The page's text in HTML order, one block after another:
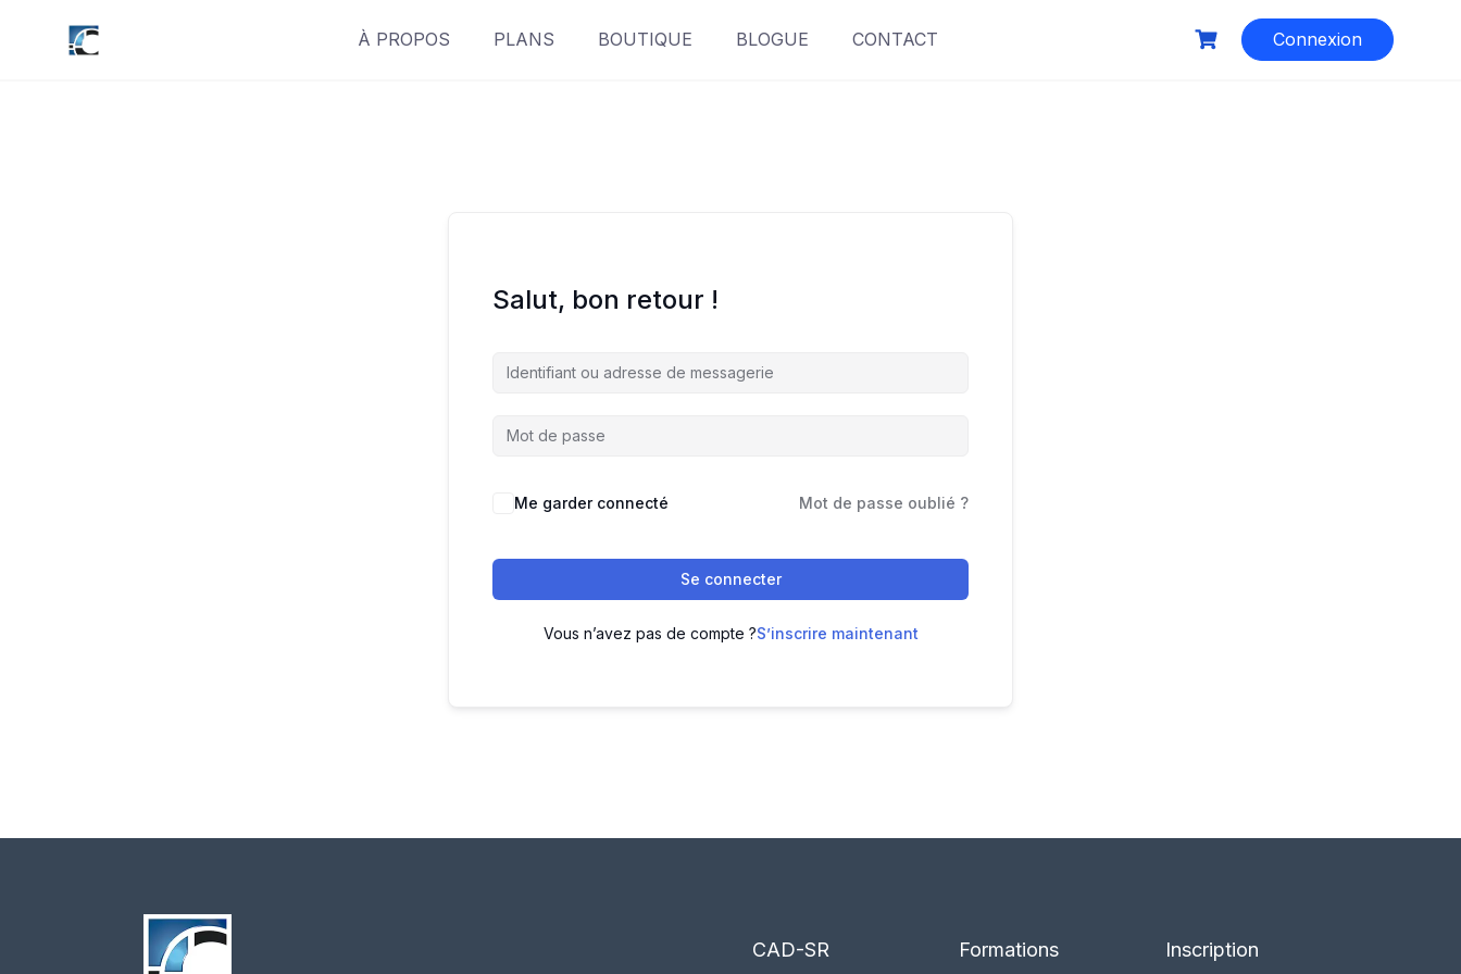
À PROPOS PLANS BOUTIQUE BLOGUE CONTACT Connexion
Salut, bon retour !
Me garder connecté Mot de passe oublié ?
Se connecter
Vous n’avez pas de compte ?S’inscrire maintenant
CAD-SR Formations Inscription